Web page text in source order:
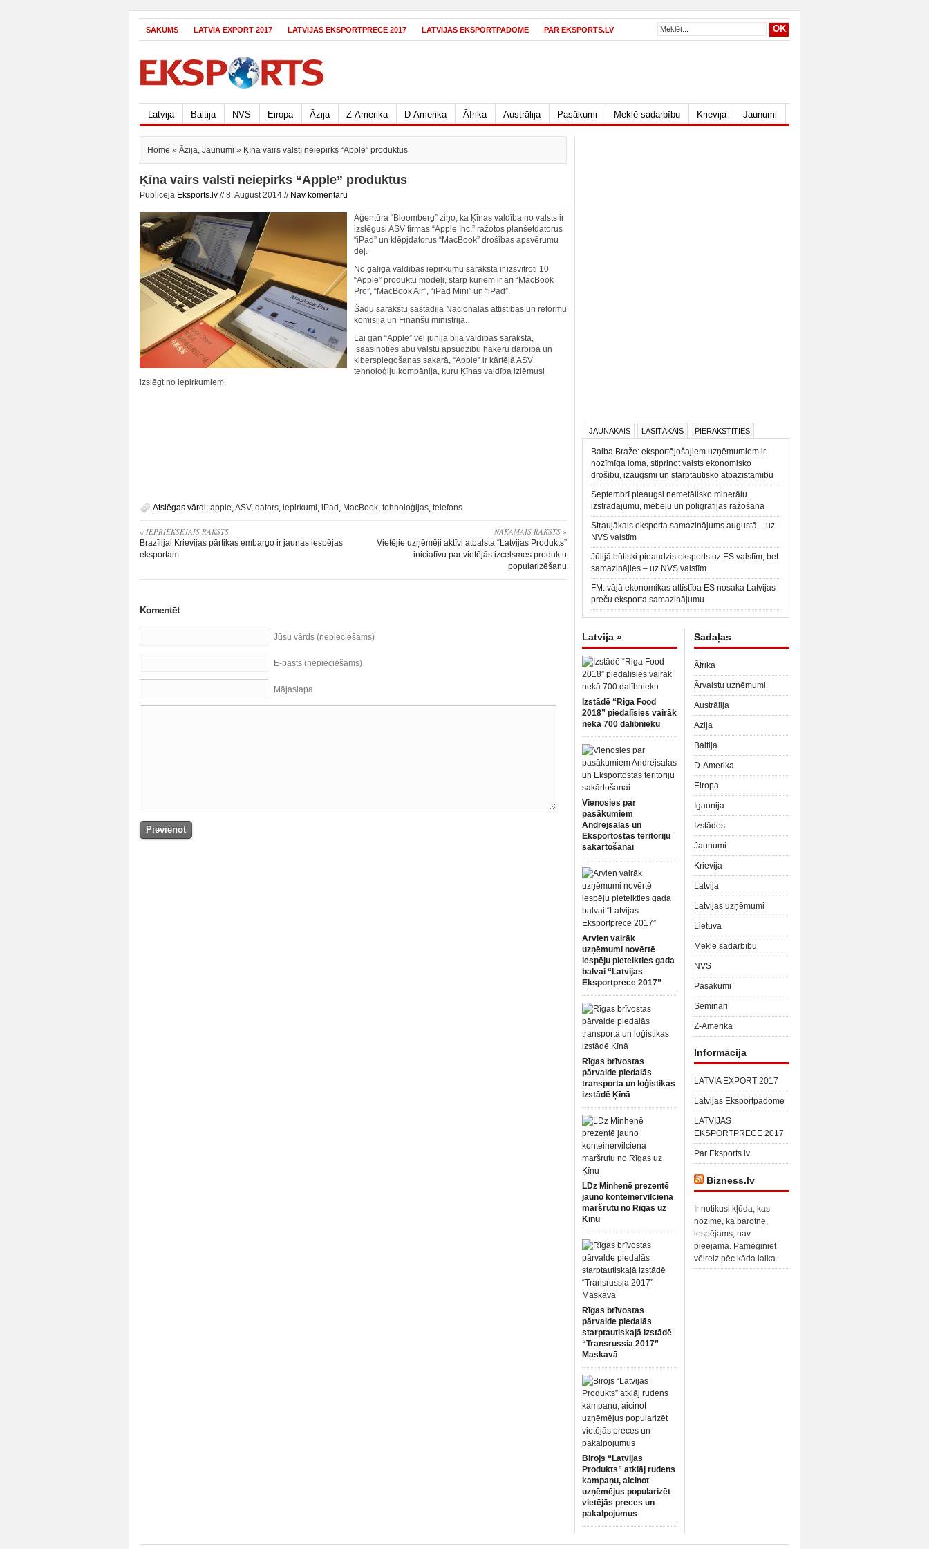
SĀKUMS LATVIA EXPORT 2017 LATVIJAS EKSPORTPRECE 2017 LATVIJAS EKSPORTPADOME PAR EKSPORTS.LV
Latvija Baltija NVS Eiropa Āzija Z-Amerika D-Amerika Āfrika Austrālija Pasākumi Meklē sadarbību Krievija Jaunumi
Home » Āzija, Jaunumi » Ķīna vairs valstī neiepirks “Apple” produktus
Ķīna vairs valstī neiepirks “Apple” produktus
Publicēja Eksports.lv // 8. August 2014 // Nav komentāru
Aģentūra “Bloomberg” ziņo, ka Ķīnas valdība no valsts ir
izslēgusi ASV firmas “Apple Inc.” ražotos planšetdatorus
“iPad” un klēpjdatorus “MacBook” drošības apsvērumu
dēļ.
No galīgā valdības iepirkumu saraksta ir izsvītroti 10
“Apple” produktu modeļi, starp kuriem ir arī “MacBook
Pro”, “MacBook Air”, “iPad Mini” un “iPad”.
Šādu sarakstu sastādīja Nacionālās attīstības un reformu
komisija un Finanšu ministrija.
Lai gan “Apple” vēl jūnijā bija valdības sarakstā,
saasinoties abu valstu apsūdzību hakeru darbībā un
kiberspiegošanas sakarā, “Apple” ir kārtējā ASV
tehnoloģiju kompānija, kuru Ķīnas valdība izlēmusi
izslēgt no iepirkumiem.
Atslēgas vārdi: apple,ASV, dators, iepirkumi, iPad , MacBook, tehnoloģijas, telefons
« IEPRIEKŠĒJAIS RAKSTS
Brazīlijai Krievijas pārtikas embargo ir jaunas iespējas
eksportam
NĀKAMAIS RAKSTS »
Vietējie uzņēmēji aktīvi atbalsta “Latvijas Produkts”
iniciatīvu par vietējās izcelsmes produktu
popularizēšanu
Komentēt
Jūsu vārds (nepieciešams)
E-pasts (nepieciešams)
Mājaslapa
JAUNĀKAIS LASĪTĀKAIS PIERAKSTĪTIES
Baiba Braže: eksportējošajiem uzņēmumiem ir
nozīmīga loma, stiprinot valsts ekonomisko
drošību, izaugsmi un starptautisko atpazīstamību
Septembrī pieaugsi nemetālisko minerālu
izstrādājumu, mēbeļu un poligrāfijas ražošana
Straujākais eksporta samazinājums augustā – uz
NVS valstīm
Jūlijā būtiski pieaudzis eksports uz ES valstīm, bet
samazinājies – uz NVS valstīm
FM: vājā ekonomikas attīstība ES nosaka Latvijas
preču eksporta samazinājumu
Latvija »
Izstādē “Riga Food
2018” piedalīsies vairāk
nekā 700 dalībnieku
Vienosies par
pasākumiem
Andrejsalas un
Eksportostas teritoriju
sakārtošanai
Arvien vairāk
uzņēmumi novērtē
iespēju pieteikties gada
balvai “Latvijas
Eksportprece 2017”
Rīgas brīvostas
pārvalde piedalās
transporta un loģistikas
izstādē Ķīnā
LDz Minhenē prezentē
jauno konteinervilciena
maršrutu no Rīgas uz
Ķīnu
Rīgas brīvostas
pārvalde piedalās
starptautiskajā izstādē
“Transrussia 2017”
Maskavā
Birojs “Latvijas
Produkts” atklāj rudens
kampaņu, aicinot
uzņēmējus popularizēt
vietējās preces un
pakalpojumus
Sadaļas
Āfrika
Ārvalstu uzņēmumi
Austrālija
Āzija
Baltija
D-Amerika
Eiropa
Igaunija
Izstādes
Jaunumi
Krievija
Latvija
Latvijas uzņēmumi
Lietuva
Meklē sadarbību
NVS
Pasākumi
Semināri
Z-Amerika
Informācija
LATVIA EXPORT 2017
Latvijas Eksportpadome
LATVIJAS
EKSPORTPRECE 2017
Par Eksports.lv
Bizness.lv
Ir notikusi kļūda, kas
nozīmē, ka barotne,
iespējams, nav
pieejama. Pamēģiniet
vēlreiz pēc kāda laika.